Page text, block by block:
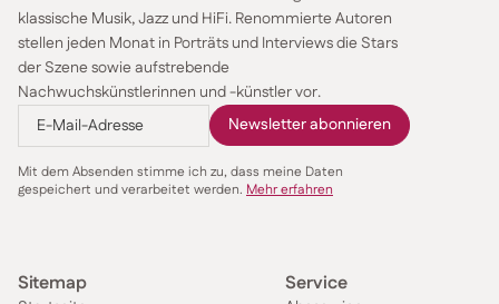
klassische Musik, Jazz und HiFi. Renommierte Autoren
stellen jeden Monat in Porträts und Interviews die Stars
der Szene sowie aufstrebende
Nachwuchskünstlerinnen und -künstler vor.
Mit dem Absenden stimme ich zu, dass meine Daten
gespeichert und verarbeitet werden. Mehr erfahren
Sitemap Service